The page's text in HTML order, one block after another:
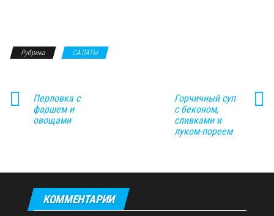
Рубрика САЛАТЫ
Перловка с
фаршем и
овощами
Горчичный суп
с беконом,
сливками и
луком-пореем
КОММЕНТАРИИ